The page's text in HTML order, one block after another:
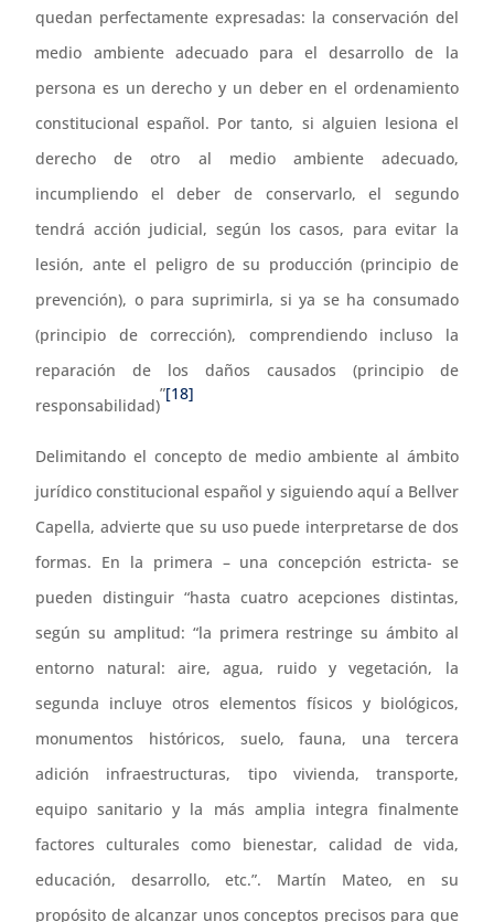
quedan perfectamente expresadas: la conservación del
medio ambiente adecuado para el desarrollo de la
persona es un derecho y un deber en el ordenamiento
constitucional español. Por tanto, si alguien lesiona el
derecho de otro al medio ambiente adecuado,
incumpliendo el deber de conservarlo, el segundo
tendrá acción judicial, según los casos, para evitar la
lesión, ante el peligro de su producción (principio de
prevención), o para suprimirla, si ya se ha consumado
(principio de corrección), comprendiendo incluso la
reparación de los daños causados (principio de
responsabilidad)
”[18]
Delimitando el concepto de medio ambiente al ámbito
jurídico constitucional español y siguiendo aquí a Bellver
Capella, advierte que su uso puede interpretarse de dos
formas. En la primera – una concepción estricta- se
pueden distinguir “hasta cuatro acepciones distintas,
según su amplitud: “la primera restringe su ámbito al
entorno natural: aire, agua, ruido y vegetación, la
segunda incluye otros elementos físicos y biológicos,
monumentos históricos, suelo, fauna, una tercera
adición infraestructuras, tipo vivienda, transporte,
equipo sanitario y la más amplia integra finalmente
factores culturales como bienestar, calidad de vida,
educación, desarrollo, etc.”. Martín Mateo, en su
propósito de alcanzar unos conceptos precisos para que